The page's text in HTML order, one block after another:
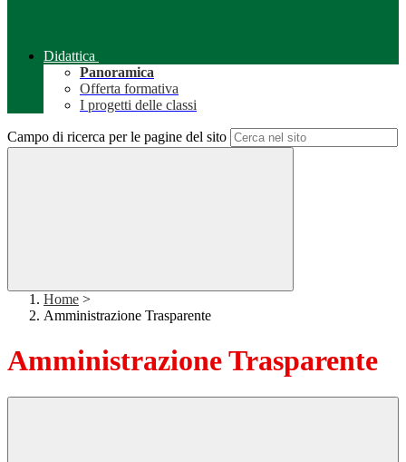
Didattica
Panoramica
Offerta formativa
I progetti delle classi
Campo di ricerca per le pagine del sito
Home >
Amministrazione Trasparente
Amministrazione Trasparente